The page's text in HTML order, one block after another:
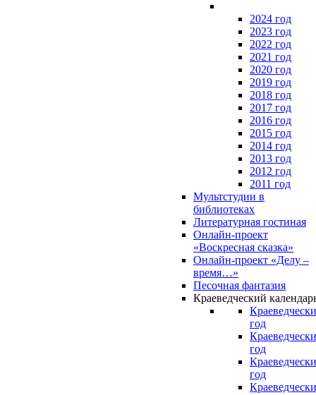
2024 год
2023 год
2022 год
2021 год
2020 год
2019 год
2018 год
2017 год
2016 год
2015 год
2014 год
2013 год
2012 год
2011 год
Мультстудии в
библиотеках
Литературная гостиная
Онлайн-проект
«Воскресная сказка»
Онлайн-проект «Делу –
время…»
Песочная фантазия
Краеведческий
год
год
год